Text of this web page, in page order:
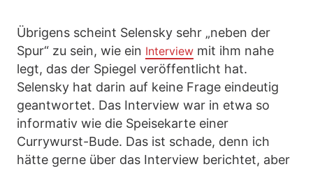
Übrigens scheint Selensky sehr „neben der
Spur“ zu sein, wie ein Interview mit ihm nahe
legt, das der Spiegel veröffentlicht hat.
Selensky hat darin auf keine Frage eindeutig
geantwortet. Das Interview war in etwa so
informativ wie die Speisekarte einer
Currywurst-Bude. Das ist schade, denn ich
hätte gerne über das Interview berichtet, aber